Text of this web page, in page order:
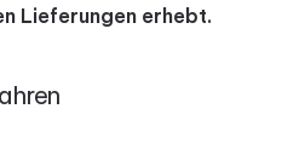
Lieferungen erhebt.